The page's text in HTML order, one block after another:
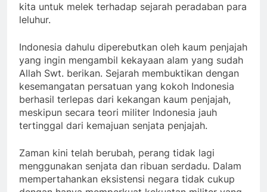
kita untuk melek terhadap sejarah peradaban para
leluhur.
Indonesia dahulu diperebutkan oleh kaum penjajah
yang ingin mengambil kekayaan alam yang sudah
Allah Swt. berikan. Sejarah membuktikan dengan
kesemangatan persatuan yang kokoh Indonesia
berhasil terlepas dari kekangan kaum penjajah,
meskipun secara teori militer Indonesia jauh
tertinggal dari kemajuan senjata penjajah.
Zaman kini telah berubah, perang tidak lagi
menggunakan senjata dan ribuan serdadu. Dalam
mempertahankan eksistensi negara tidak cukup